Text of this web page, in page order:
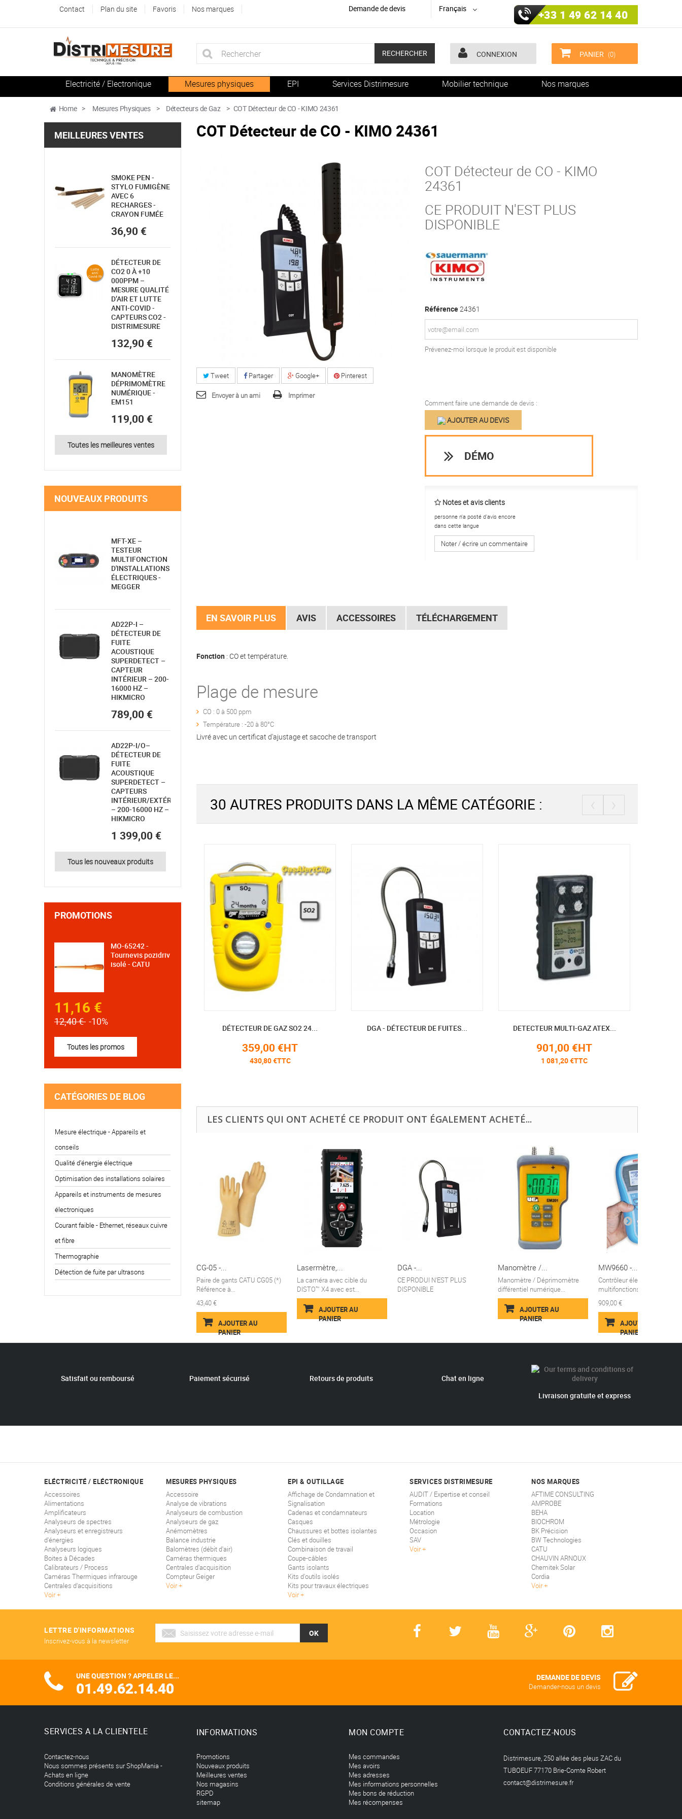
Contact Plan du site Favoris Nos marques Demande de devis Français +33 1 49 62 14 40
RECHERCHER CONNEXION PANIER (0)
Electricité / Electronique Mesures physiques EPI Services Distrimesure Mobilier technique Nos marques
Home > Mesures Physiques > Détecteurs de Gaz > COT Détecteur de CO - KIMO 24361
MEILLEURES VENTES
SMOKE PEN -
STYLO FUMIGÈNE
AVEC 6
RECHARGES -
CRAYON FUMÉE
36,90 €
DÉTECTEUR DE
CO2 0 À +10
000PPM –
MESURE QUALITÉ
D’AIR ET LUTTE
ANTI-COVID -
CAPTEURS CO2 -
DISTRIMESURE
132,90 €
MANOMÈTRE
DÉPRIMOMÈTRE
NUMÉRIQUE -
EM151
119,00 €
Toutes les meilleures ventes
NOUVEAUX PRODUITS
MFT-XE –
TESTEUR
MULTIFONCTION
D'INSTALLATIONS
ÉLECTRIQUES -
MEGGER
AD22P-I –
DÉTECTEUR DE
FUITE
ACOUSTIQUE
SUPERDETECT –
CAPTEUR
INTÉRIEUR – 200-
16000 HZ –
HIKMICRO
789,00 €
AD22P-I/O–
DÉTECTEUR DE
FUITE
ACOUSTIQUE
SUPERDETECT –
CAPTEURS
INTÉRIEUR/EXTÉRIEUR
– 200-16000 HZ –
HIKMICRO
1 399,00 €
Tous les nouveaux produits
PROMOTIONS
MO-65242 -
Tournevis pozidriv
isolé - CATU
11,16 €
12,40 € -10%
Toutes les promos
CATÉGORIES DE BLOG
Mesure électrique - Appareils et
conseils
Qualité d'énergie électrique
Optimisation des installations solaires
Appareils et instruments de mesures
électroniques
Courant faible - Ethernet, réseaux cuivre
et fibre
Thermographie
Détection de fuite par ultrasons
COT Détecteur de CO - KIMO 24361
Tweet Partager Google+ Pinterest
Envoyer à un ami Imprimer
COT Détecteur de CO - KIMO
24361
CE PRODUIT N'EST PLUS
DISPONIBLE
Référence24361
Prévenez-moi lorsque le produit est disponible
Comment faire une demande de devis :
AJOUTER AU DEVIS
DÉMO
Notes et avis clients
personne n'a posté d'avis encore
dans cette langue
Noter / écrire un commentaire
EN SAVOIR PLUS AVIS ACCESSOIRES TÉLÉCHARGEMENT
Fonction : CO et température.
Plage de mesure
CO : 0 à 500 ppm
Température : -20 à 80°C
Livré avec un certificat d'ajustage et sacoche de transport
30 AUTRES PRODUITS DANS LA MÊME CATÉGORIE :
DÉTECTEUR DE GAZ H2S 24...
182,75 €HT
215,00 €
-15%
DÉTECTEUR DE GAZ SO2 24...
359,00 €HT
430,80 €TTC
DGA - DÉTECTEUR DE FUITES... DETECTEUR MULTI-GAZ ATEX...
901,00 €HT
1 081,20 €TTC
‹ ›
LES CLIENTS QUI ONT ACHETÉ CE PRODUIT ONT ÉGALEMENT ACHETÉ...
CG-05 -...
Paire de gants CATU CG05 (*)
Référence à...
43,40 €
AJOUTER AU
PANIER
Lasermètre,...
La caméra avec cible du
DISTO™ X4 avec est...
AJOUTER AU
PANIER
DGA -...
CE PRODUI N'EST PLUS
DISPONIBLE
Manomètre /...
Manomètre / Déprimomètre
différentiel numérique...
AJOUTER AU
PANIER
MW9660 -...
Contrôleur électrique
multifonctions...
909,00 €
AJOUTER AU
PANIER
Satisfait ou remboursé Paiement sécurisé Retours de produits
Chat en ligne
Livraison gratuite et express
ELÉCTRICITÉ / ELÉCTRONIQUE
Accessoires
Alimentations
Amplificateurs
Analyseurs de spectres
Analyseurs et enregistreurs
d'énergies
Analyseurs logiques
Boites à Décades
Calibrateurs / Process
Caméras Thermiques infrarouge
Centrales d'acquisitions
Voir
MESURES PHYSIQUES
Accessoire
Analyse de vibrations
Analyseurs de combustion
Analyseurs de gaz
Anémomètres
Balance industrie
Balomètres (débit d'air)
Caméras thermiques
Centrales d'acquisition
Compteur Geiger
Voir
EPI & OUTILLAGE
Affichage de Condamnation et
Signalisation
Cadenas et condamnateurs
Casques
Chaussures et bottes isolantes
Clés et douilles
Combinaison de travail
Coupe-câbles
Gants isolants
Kits d'outils isolés
Kits pour travaux électriques
Voir
SERVICES DISTRIMESURE
AUDIT / Expertise et conseil
Formations
Location
Métrologie
Occasion
SAV
Voir
NOS MARQUES
AFTIME CONSULTING
AMPROBE
BEHA
BIOCHROM
BK Précision
BW Technologies
CATU
CHAUVIN ARNOUX
Chemitek Solar
Cordia
Voir
LETTRE D'INFORMATIONS
Inscrivez-vous à la newsletter
OK
UNE QUESTION ? APPELER LE...
01.49.62.14.40
DEMANDE DE DEVIS
Demander-nous un devis
SERVICES A LA CLIENTELE
Contactez-nous
Nous sommes présents sur ShopMania -
Achats en ligne
Conditions générales de vente
INFORMATIONS
Promotions
Nouveaux produits
Meilleures ventes
Nos magasins
RGPD
sitemap
MON COMPTE
Mes commandes
Mes avoirs
Mes adresses
Mes informations personnelles
Mes bons de réduction
Mes récompenses
CONTACTEZ-NOUS
Distrimesure, 250 allée des pleus ZAC du
TUBOEUF 77170 Brie-Comte Robert
contact@distrimesure.fr